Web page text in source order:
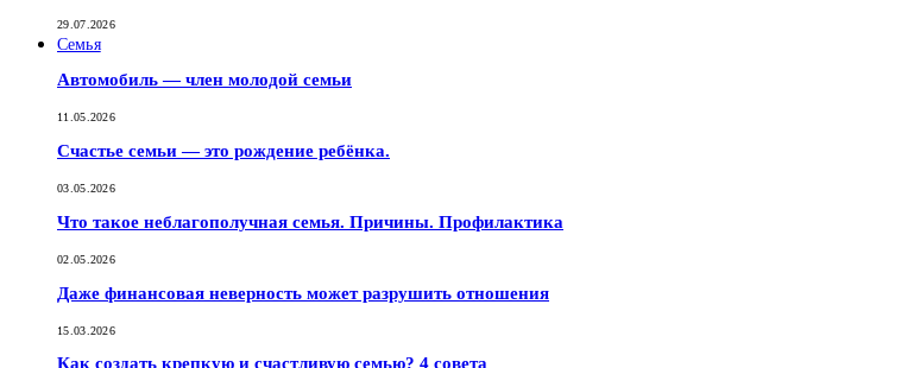
29.07.2026
Семья
Автомобиль — член молодой семьи
11.05.2026
Счастье семьи — это рождение ребёнка.
03.05.2026
Что такое неблагополучная семья. Причины. Профилактика
02.05.2026
Даже финансовая неверность может разрушить отношения
15.03.2026
Как создать крепкую и счастливую семью? 4 совета